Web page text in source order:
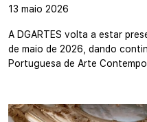
13 maio 2026
A DGARTES volta a estar
de maio de 2026, dando
Portuguesa de Arte